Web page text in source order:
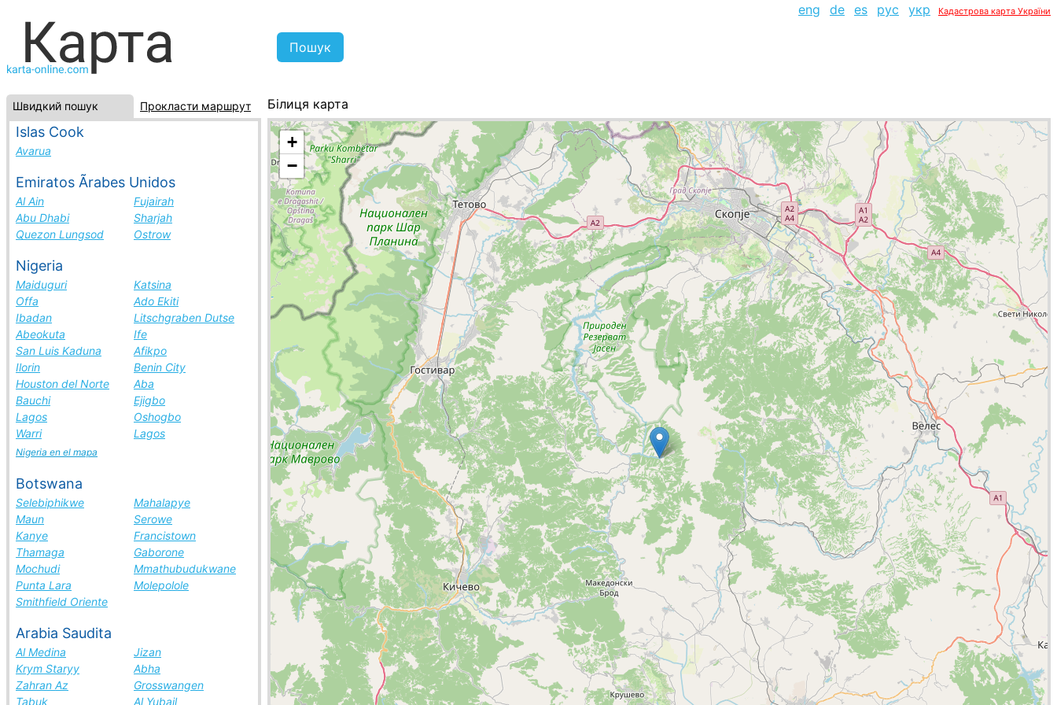
eng de es рус укр Кадастрова карта України
Швидкий пошук Прокласти маршрут
Islas Cook
Avarua
Emiratos Ãrabes Unidos
Al Ain
Fujairah
Abu Dhabi
Sharjah
Quezon Lungsod
Ostrow
Nigeria
Maiduguri
Katsina
Offa
Ado Ekiti
Ibadan
Litschgraben Dutse
Abeokuta
Ife
San Luis Kaduna
Afikpo
Ilorin
Benin City
Houston del Norte
Aba
Bauchi
Ejigbo
Lagos
Oshogbo
Warri
Lagos
Nigeria en el mapa
Botswana
Selebiphikwe
Mahalapye
Maun
Serowe
Kanye
Francistown
Thamaga
Gaborone
Mochudi
Mmathubudukwane
Punta Lara
Molepolole
Smithfield Oriente
Arabia Saudita
Al Medina
Jizan
Krym Staryy
Abha
Zahran Az
Grosswangen
Tabuk
Al Yubail
Білиця карта
Македонія, список міст
+
−